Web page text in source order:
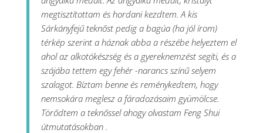
megtisztítottam és hordani kezdtem. A kis
Sárkányfejű teknőst pedig a bagúa (ha jól írom)
térkép szerint a háznak abba a részébe helyeztem el
ahol az alkotókészség és a gyereknemzést segíti, és a
szájába tettem egy fehér -narancs színű selyem
szalagot. Bíztam benne és reménykedtem, hogy
nemsokára meglesz a fáradozásaim gyümölcse.
Törődtem a teknőssel ahogy olvastam Feng Shui
útmutatásokban .